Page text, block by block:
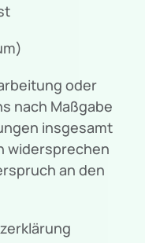
oder
nach Maßgabe
insgesamt
widersprechen
an den